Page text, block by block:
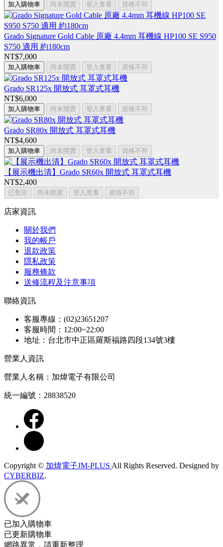
加入購物車 尚未開賣 登入查看 資格不符
Grado Signature Gold Cable 原廠 4.4mm 耳機線 HP100 SE S950
S750 適用 約180cm
NT$7,000
加入購物車 尚未開賣 登入查看 資格不符
Grado SR125x 開放式 耳罩式耳機
NT$6,000
加入購物車 尚未開賣 登入查看 資格不符
Grado SR80x 開放式 耳罩式耳機
NT$4,600
加入購物車 尚未開賣 登入查看 資格不符
【展示機出清】Grado SR60x 開放式 耳罩式耳機
NT$2,400
已售完 尚未開賣 登入查看 資格不符
店家資訊
關於我們
我的帳戶
退款政策
隱私政策
服務條款
送修流程及注意事項
聯絡資訊
客服專線：(02)23651207
客服時間：12:00~22:00
地址：台北市中正區羅斯福路四段134號3樓
營業人資訊
營業人名稱：加煒電子有限公司
統一編號：28838520
Copyright © 加煒電子JM-PLUS All Rights Reserved. Designed by
CYBERBIZ.
已加入購物車
已更新購物車
網路異常，請重新整理